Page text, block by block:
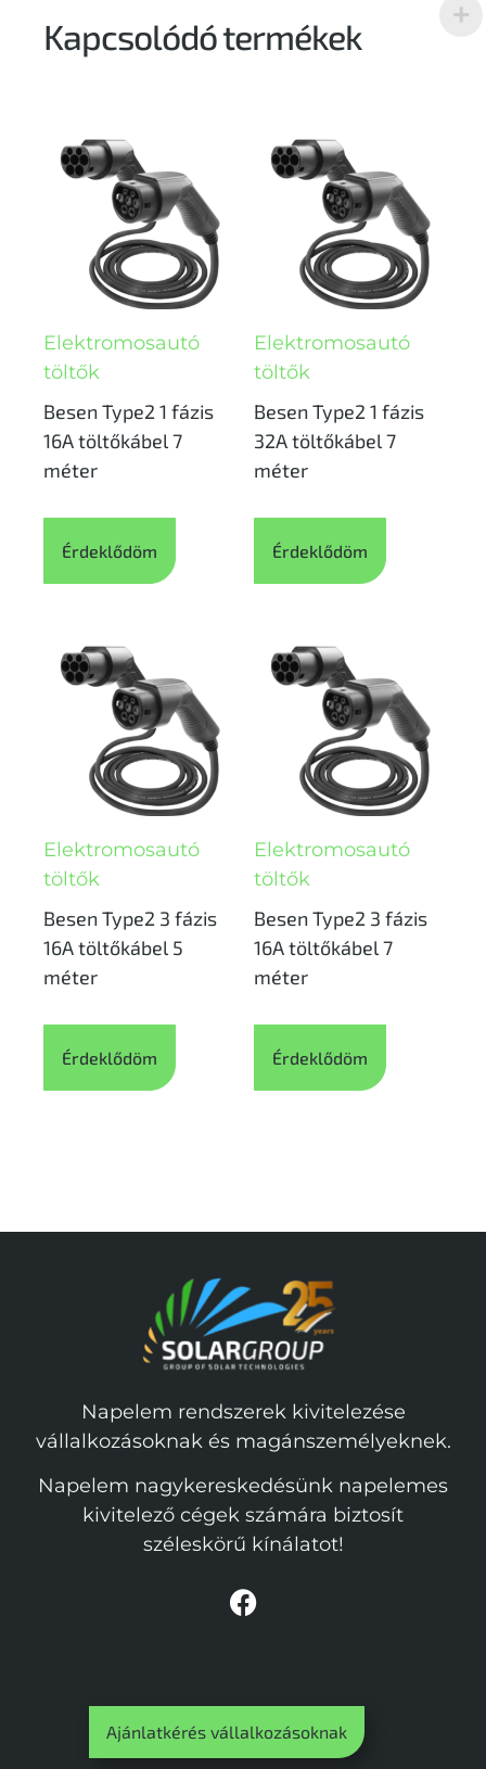
Kapcsolódó termékek
Elektromosautó
töltők
Besen Type2 1 fázis
16A töltőkábel 7
méter
Érdeklődöm
Elektromosautó
töltők
Besen Type2 1 fázis
32A töltőkábel 7
méter
Érdeklődöm
Elektromosautó
töltők
Besen Type2 3 fázis
16A töltőkábel 5
méter
Érdeklődöm
Elektromosautó
töltők
Besen Type2 3 fázis
16A töltőkábel 7
méter
Érdeklődöm
Napelem rendszerek kivitelezése
vállalkozásoknak és magánszemélyeknek.
Napelem nagykereskedésünk napelemes
kivitelező cégek számára biztosít
széleskörű kínálatot!
Ajánlatkérés vállalkozásoknak